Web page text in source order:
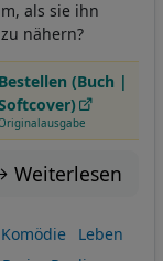
als sie ihn
nähern?
Bestellen (Buch |
Weiterlesen
Komödie
Leben